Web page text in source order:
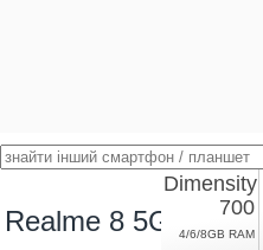
Realme 8 5G
Dimensity
700
4/6/8GB RAM